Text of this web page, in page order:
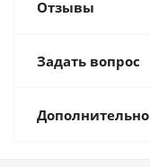
Отзывы
Задать вопрос
Дополнительно